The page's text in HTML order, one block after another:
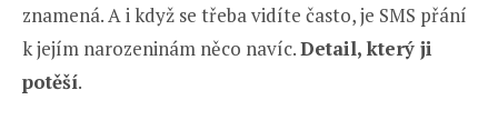
znamená. A i když se třeba vidíte často, je SMS přání
k jejím narozeninám něco navíc.Detail, který ji
potěší.